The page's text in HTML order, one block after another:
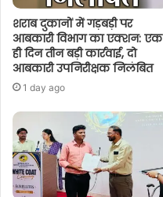
शराब दुकानों में गड़बड़ी पर
आबकारी विभाग का एक्शन: एक
ही दिन तीन बड़ी कार्रवाई, दो
आबकारी उपनिरीक्षक निलंबित
1 day ago